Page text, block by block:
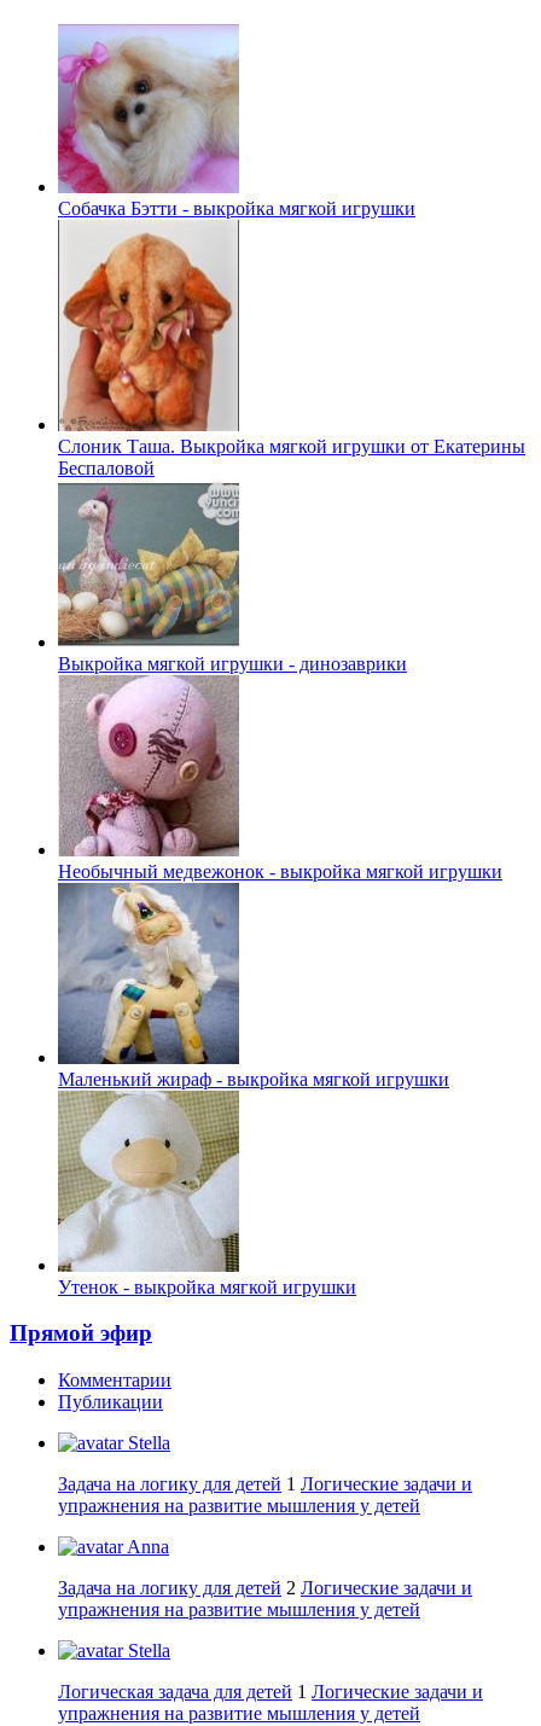
Собачка Бэтти - выкройка мягкой игрушки
Слоник Таша. Выкройка мягкой игрушки от Екатерины
Беспаловой
Выкройка мягкой игрушки - динозаврики
Необычный медвежонок - выкройка мягкой игрушки
Маленький жираф - выкройка мягкой игрушки
Утенок - выкройка мягкой игрушки
Прямой эфир
Комментарии
Публикации
Stella
Задача на логику для детей 1 Логические задачи и
упражнения на развитие мышления у детей
Anna
Задача на логику для детей 2 Логические задачи и
упражнения на развитие мышления у детей
Stella
Логическая задача для детей 1 Логические задачи и
упражнения на развитие мышления у детей